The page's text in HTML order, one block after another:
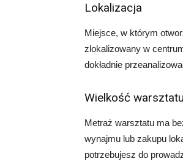
Lokalizacja
Miejsce, w którym
zlokalizowany w
dokładnie
Wielkość warsztatu
Metraż warsztatu ma
wynajmu lub zakupu
potrzebujesz do